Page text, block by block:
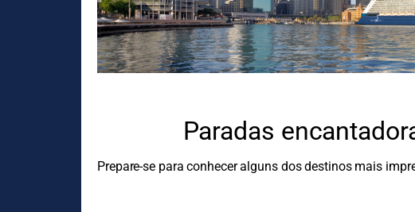
Paradas
Prepare-se para conhecer alguns dos destinos mais